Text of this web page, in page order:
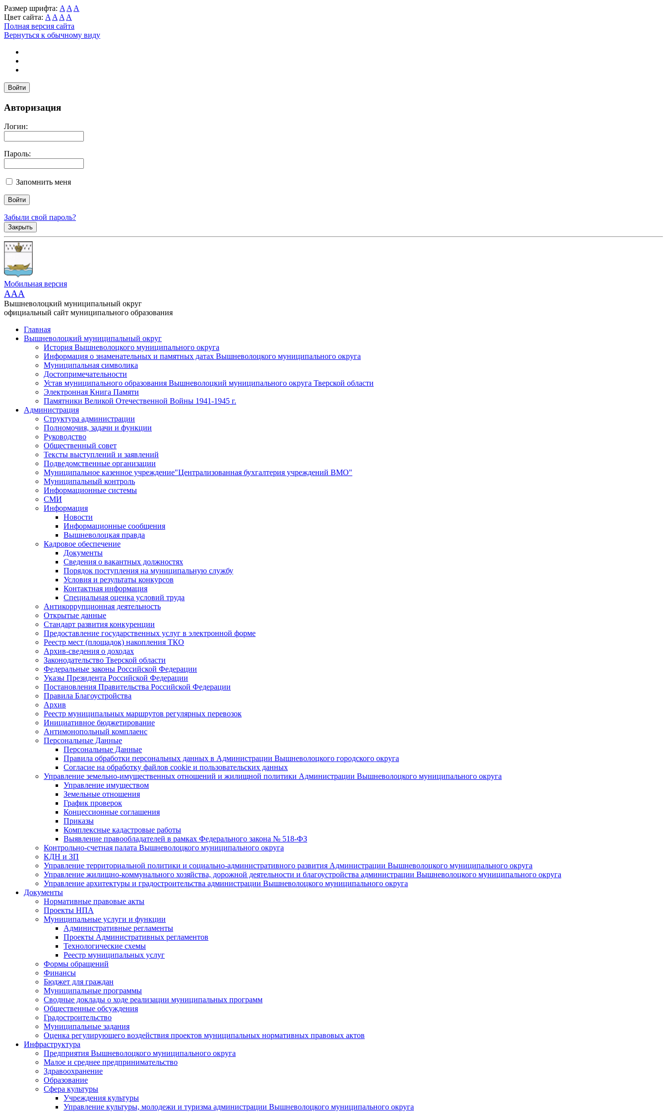
Размер шрифта: A A A
Цвет сайта: A A A A
Полная версия сайта
Вернуться к обычному виду
Войти
Авторизация
Логин:
Пароль:
Запомнить меня
Забыли свой пароль?
Закрыть
Мобильная версия
AAA
Вышневолоцкий муниципальный округ
официальный сайт муниципального образования
Главная
Вышневолоцкий муниципальный округ
История Вышневолоцкого муниципального округа
Информация о знаменательных и памятных датах Вышневолоцкого муниципального округа
Муниципальная символика
Достопримечательности
Устав муниципального образования Вышневолоцкий муниципального округа Тверской области
Электронная Книга Памяти
Памятники Великой Отечественной Войны 1941-1945 г.
Администрация
Структура администрации
Полномочия, задачи и функции
Руководство
Общественный совет
Тексты выступлений и заявлений
Подведомственные организации
Муниципальное казенное учреждение"Централизованная бухгалтерия учреждений ВМО"
Муниципальный контроль
Информационные системы
СМИ
Информация
Новости
Информационные сообщения
Вышневолоцкая правда
Кадровое обеспечение
Документы
Сведения о вакантных должностях
Порядок поступления на муниципальную службу
Условия и результаты конкурсов
Контактная информация
Специальная оценка условий труда
Антикоррупционная деятельность
Открытые данные
Стандарт развития конкуренции
Предоставление государственных услуг в электронной форме
Реестр мест (площадок) накопления ТКО
Архив-сведения о доходах
Законодательство Тверской области
Федеральные законы Российской Федерации
Указы Президента Российской Федерации
Постановления Правительства Российской Федерации
Правила Благоустройства
Архив
Реестр муниципальных маршрутов регулярных перевозок
Инициативное бюджетирование
Антимонопольный комплаенс
Персональные Данные
Персональные Данные
Правила обработки персональных данных в Администрации Вышневолоцкого городского округа
Согласие на обработку файлов cookie и пользовательских данных
Управление земельно-имущественных отношений и жилищной политики Администрации Вышневолоцкого муниципального округа
Управление имуществом
Земельные отношения
График проверок
Концессионные соглашения
Приказы
Комплексные кадастровые работы
Выявление правообладателей в рамках Федерального закона № 518-ФЗ
Контрольно-счетная палата Вышневолоцкого муниципального округа
КДН и ЗП
Управление территориальной политики и социально-административного развития Администрации Вышневолоцкого муниципального округа
Управление жилищно-коммунального хозяйства, дорожной деятельности и благоустройства администрации Вышневолоцкого муниципального округа
Управление архитектуры и градостроительства администрации Вышневолоцкого муниципального округа
Документы
Нормативные правовые акты
Проекты НПА
Муниципальные услуги и функции
Административные регламенты
Проекты Административных регламентов
Технологические схемы
Реестр муниципальных услуг
Формы обращений
Финансы
Бюджет для граждан
Муниципальные программы
Сводные доклады о ходе реализации муниципальных программ
Общественные обсуждения
Градостроительство
Муниципальные задания
Оценка регулирующего воздействия проектов муниципальных нормативных правовых актов
Инфраструктура
Предприятия Вышневолоцкого муниципального округа
Малое и среднее предпринимательство
Здравоохранение
Образование
Сфера культуры
Учреждения культуры
Управление культуры, молодежи и туризма администрации Вышневолоцкого муниципального округа